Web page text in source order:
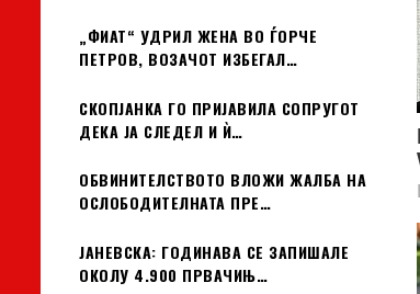
„ФИАТ“ УДРИЛ ЖЕНА ВО ЃОРЧЕ
ПЕТРОВ, ВОЗАЧОТ ИЗБЕГАЛ…
СКОПЈАНКА ГО ПРИЈАВИЛА СОПРУГОТ
ДЕКА ЈА СЛЕДЕЛ И Ѝ…
ОБВИНИТЕЛСТВОТО ВЛОЖИ ЖАЛБА НА
ОСЛОБОДИТЕЛНАТА ПРЕ…
ЈАНЕВСКА: ГОДИНАВА СЕ ЗАПИШАЛЕ
ОКОЛУ 4.900 ПРВАЧИЊ…